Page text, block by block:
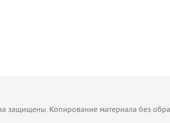
защищены. Копирование материала без